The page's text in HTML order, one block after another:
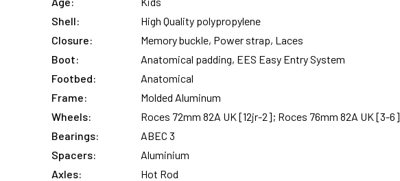
Shell:
High Quality polypropylene
Closure:
Memory buckle, Power strap, Laces
Boot:
Anatomical padding, EES Easy Entry System
Footbed:
Anatomical
Frame:
Molded Aluminum
Wheels:
Roces 72mm 82A UK [12jr-2]; Roces 76mm 82A UK [3-6]
Bearings:
ABEC 3
Spacers:
Aluminium
Axles:
Hot Rod